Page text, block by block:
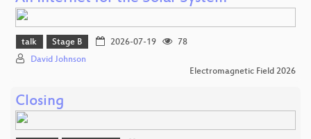
talk Stage B 2026-07-19
78
David Johnson
Electromagnetic Field 2026
Closing